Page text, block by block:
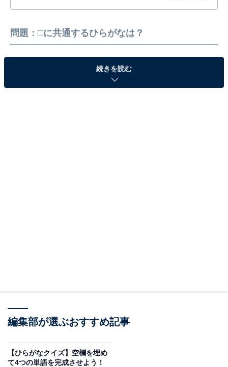
問題：□に共通するひらがなは？
を丁寧に教えてもらうこと。そして、それぞれの家庭が
続きを読む
編集部が選ぶおすすめ記事
【ひらがなクイズ】空欄を埋め
て4つの単語を完成させよう！